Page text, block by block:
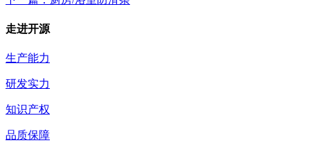
走进开源
生产能力
研发实力
知识产权
品质保障